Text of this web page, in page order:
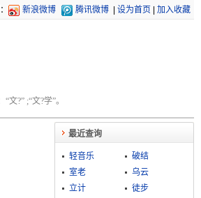
新浪微博 腾讯微博 设为首页 加入收藏
?” ;“文?学”。
最近查询
轻音乐
破结
室老
乌云
立计
徒步